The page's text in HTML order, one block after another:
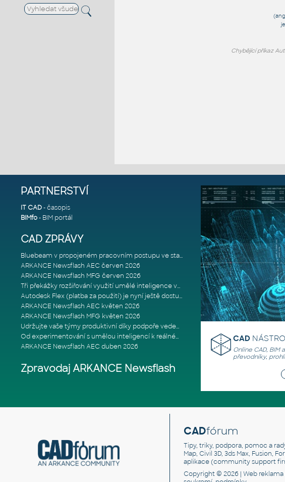
Chybějící příkaz
PARTNERSTVÍ
IT CAD- časopis
BIMfo- BIM portál
CAD ZPRÁVY
Bluebeam v propojeném pracovním postupu ve stavebnictví: Proč je int
ARKANCE Newsflash AEC červen 2026
ARKANCE Newsflash MFG červen 2026
Tři překážky rozšiřování využití umělé inteligence ve stavebním prům
Autodesk Flex (platba za použití) je nyní ještě dostupnější
ARKANCE Newsflash AEC květen 2026
ARKANCE Newsflash MFG květen 2026
Udržujte vaše týmy produktivní díky podpoře vedené odborníky
Od experimentování s umělou inteligencí k reálnému dopadu na podniká
ARKANCE Newsflash AEC duben 2026
Zpravodaj ARKANCE Newsflash
CAD
Online CAD, BIM
převodníky,
CADfórum
Tipy, triky, podpora, pomoc a
Map, Civil 3D, 3ds Max, Fusion,
aplikace (community support
Copyright © 2026 | Web reklama